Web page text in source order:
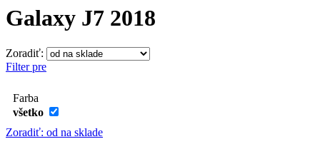
Galaxy J7 2018
Zoradiť:
Filter pre
Farba
všetko
Zoradiť: od na sklade